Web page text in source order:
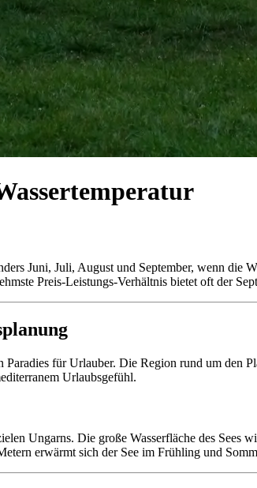
Juni, Juli, August und September, wenn die
Preis-Leistungs-Verhältnis bietet oft der
für Urlauber. Die Region rund um den
Urlaubsgefühl.
Ungarns. Die große Wasserfläche des Sees
erwärmt sich der See im Frühling und